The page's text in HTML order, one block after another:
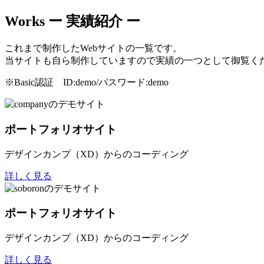
Works ー 実績紹介 ー
これまで制作したWebサイトの一覧です。
当サイトも自ら制作していますので実績の一つとして御覧く
※Basic認証 ID:demo/パスワード:demo
ポートフォリオサイト
デザインカンプ（XD）からのコーディング
詳しく見る
ポートフォリオサイト
デザインカンプ（XD）からのコーディング
詳しく見る